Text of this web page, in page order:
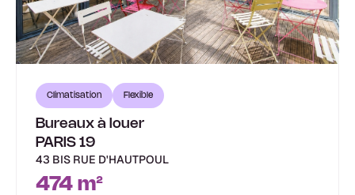
Climatisation Flexible
Bureaux à louer
PARIS 19
43 BIS RUE D'HAUTPOUL
474 m²